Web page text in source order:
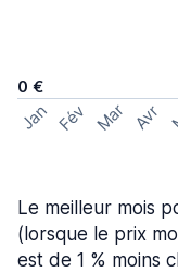
0 €
Jan Fév Mar Avr
Le meilleur mois
(lorsque le prix
est de 1 % moins